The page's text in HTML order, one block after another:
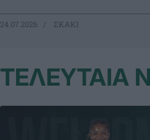
24.07.2026 ΣΚΑΚΙ
ΤΕΛΕΥΤΑΙΑ